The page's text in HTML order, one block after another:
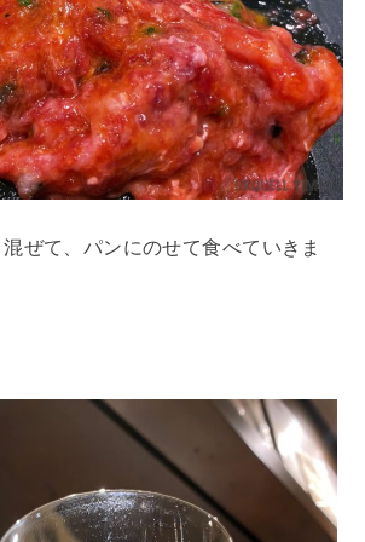
ぜて、パンにのせて食べていきま